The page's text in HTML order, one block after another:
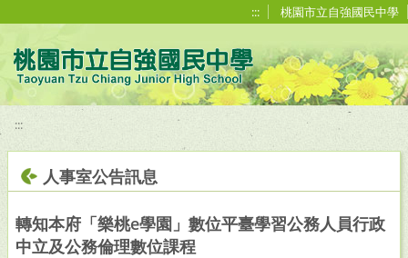
::: 桃園市立自強國民中學
:::
人事室公告訊息
轉知本府「樂桃e學園」數位平臺學習公務人員行政
中立及公務倫理數位課程